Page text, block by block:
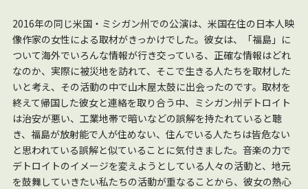
2016年の同じ米国・ミシガン州での公演は、米国在住の日本人映
像作家の女性による取材がきっかけでした。彼女は、「福島」に
ついて海外でいろんな情報が行き交っている、正確な情報はどれ
なのか、実際に被災地を訪れて、そこで生きる人たちを取材した
いと考え、その活動の中で山木屋太鼓に出会ったのです。取材を
終えて帰国した彼女と連絡を取り合う中、ミシガン州デトロイト
は治安が悪い、工業地帯で暗いなどの誤解を持たれていると聴
き、福島が放射能で人が住めない、住んでいる人たちは皆危ない
と思われている誤解と似ていることに気付きました。音楽の力で
デトロイトのイメージを変えようとしている人々の活動と、地元
を鼓舞していきたい私たちの活動が重なることから、彼女の熱心